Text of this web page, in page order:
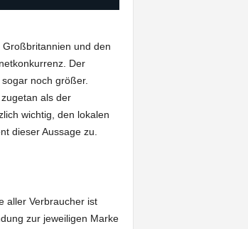
und den
Der
noch größer.
als der
wichtig, den lokalen
dieser Aussage zu.
aller Verbraucher ist
zur jeweiligen Marke